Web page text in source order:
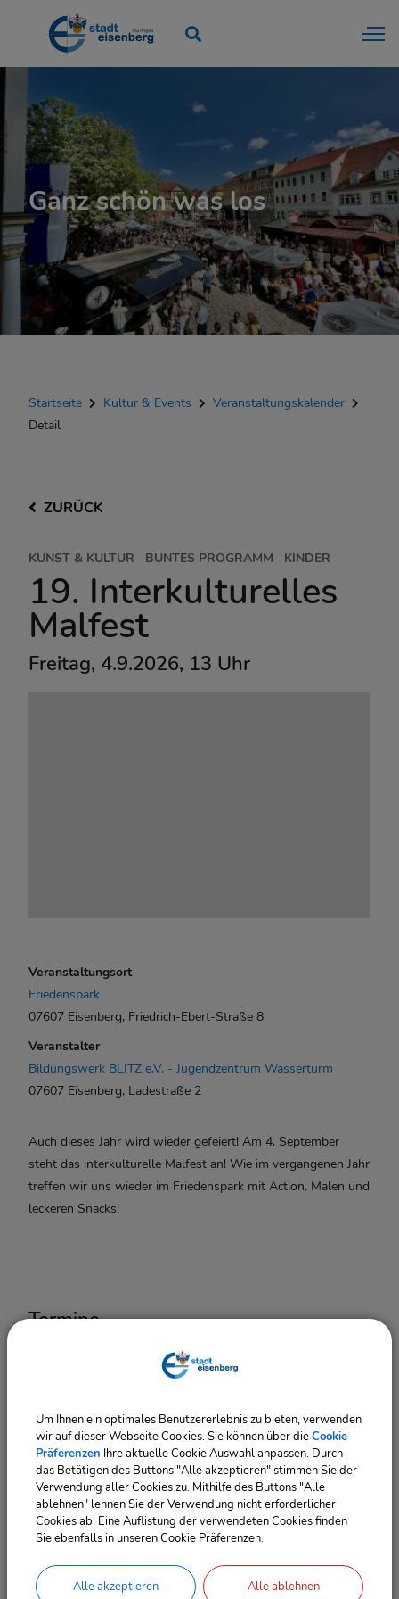
Ganz schön was los
Startseite Kultur & Events
Veranstaltungskalender
Detail
ZURÜCK
KUNST & KULTUR BUNTES PROGRAMM KINDER
19. Interkulturelles
Malfest
Freitag, 4.9.2026, 13 Uhr
Auch dieses Jahr wird wieder gefeiert! Am 4. September
steht das interkulturelle Malfest an! Wie im vergangenen Jahr
treffen wir uns wieder im Friedenspark mit Action, Malen und
leckeren Snacks!
Termine
13:00
Veranstaltungsort
Friedenspark
07607 Eisenberg, Friedrich-Ebert-Straße 8
Veranstalter
Bildungswerk BLITZ e.V. - Jugendzentrum Wasserturm
07607 Eisenberg, Ladestraße 2
OpenStreetMap wird derzeit
Um Ihnen ein optimales Benutzererlebnis zu bieten, verwenden
wir auf dieser Webseite Cookies. Sie können über dieCookie
Präferenzen Ihre aktuelle Cookie Auswahl anpassen. Durch
das Betätigen des Buttons "Alle akzeptieren" stimmen Sie der
Verwendung aller Cookies zu. Mithilfe des Buttons "Alle
ablehnen" lehnen Sie der Verwendung nicht erforderlicher
Cookies ab. Eine Auflistung der verwendeten Cookies finden
Sie ebenfalls in unseren Cookie Präferenzen.
Alle akzeptieren Alle ablehnen